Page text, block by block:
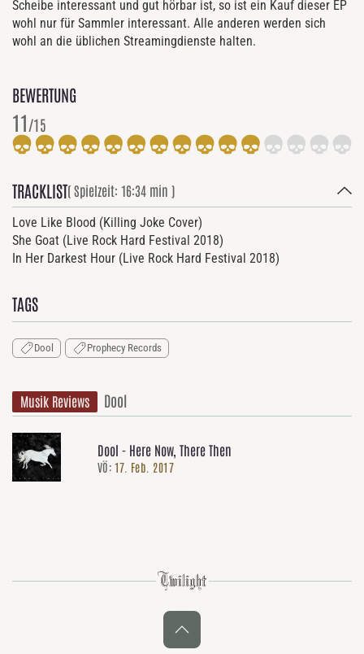
Scheibe interessant und gut hörbar ist, so ist ein Kauf dieser EP
wohl nur für Sammler interessant. Alle anderen werden sich
wohl an die üblichen Streamingdienste halten.
BEWERTUNG
11/15
TRACKLIST( Spielzeit: 16:34 min )
Love Like Blood (Killing Joke Cover)
She Goat (Live Rock Hard Festival 2018)
In Her Darkest Hour (Live Rock Hard Festival 2018)
TAGS
Dool Prophecy Records
Musik Reviews Dool
Dool - Here Now, There Then
VÖ: 17. Feb. 2017